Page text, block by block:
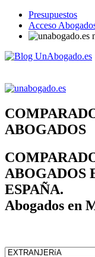
Presupuestos
Acceso
ABOGADOS
ABOGADOS
ESPAÑA.
Abogados en